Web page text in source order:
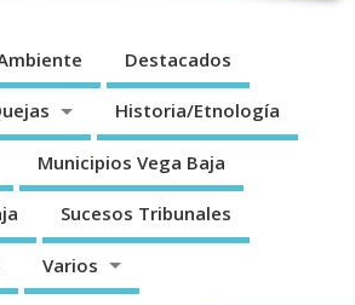
Destacados
Historia/Etnología
Municipios Vega Baja
Sucesos Tribunales
Varios